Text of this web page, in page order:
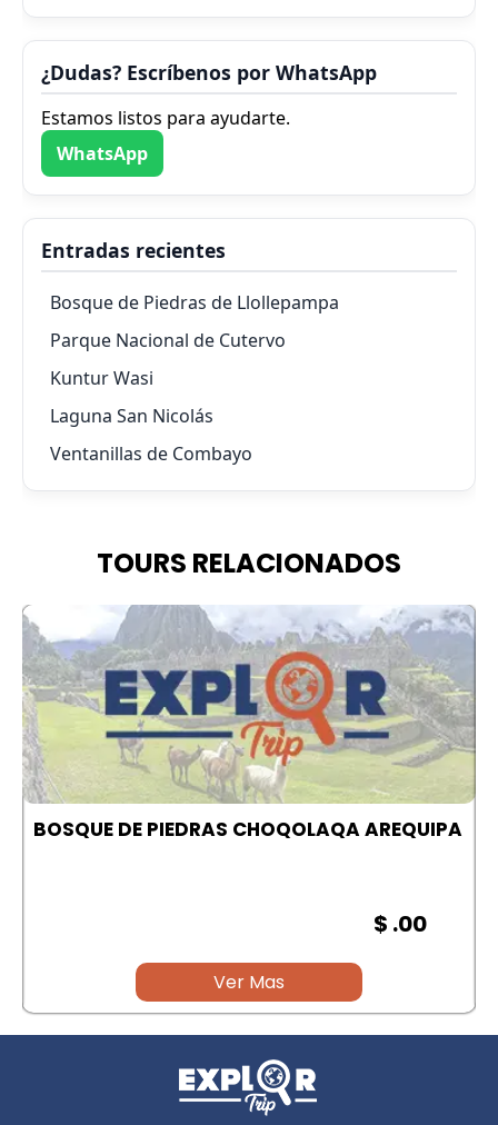
¿Dudas? Escríbenos por WhatsApp
Estamos listos para ayudarte.
WhatsApp
Entradas recientes
Bosque de Piedras de Llollepampa
Parque Nacional de Cutervo
Kuntur Wasi
Laguna San Nicolás
Ventanillas de Combayo
TOURS RELACIONADOS
CAÑON DEL COLCA | AREQUIPA
$ .00
Ver Mas